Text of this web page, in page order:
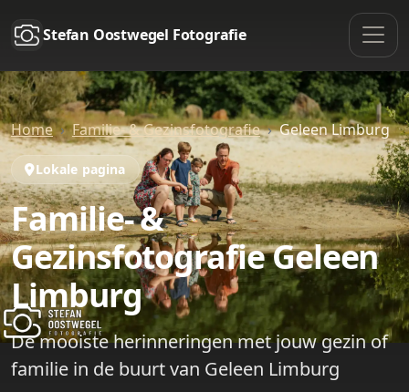
Stefan Oostwegel Fotografie
Home Familie- & Gezinsfotografie Geleen Limburg
Lokale pagina
Familie- &
Gezinsfotografie Geleen
Limburg
De mooiste herinneringen met jouw gezin of
familie in de buurt van Geleen Limburg